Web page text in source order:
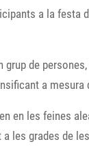
a la
de
a mesura
en les feines
les grades de